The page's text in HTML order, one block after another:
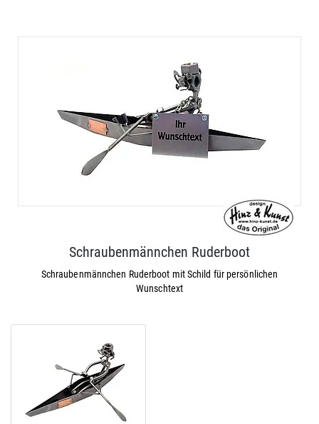
Schraubenmännchen Ruderboot
Schraubenmännchen Ruderboot mit Schild für persönlichen
Wunschtext